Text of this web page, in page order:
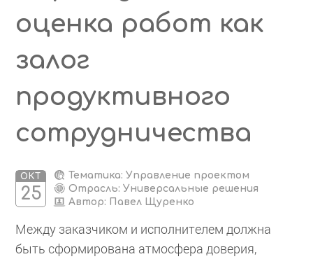
оценка работ как
залог
продуктивного
сотрудничества
ОКТ
25
Тематика: Управление проектом
Отрасль: Универсальные решения
Автор: Павел Щуренко
Между заказчиком и исполнителем должна
быть сформирована атмосфера доверия,